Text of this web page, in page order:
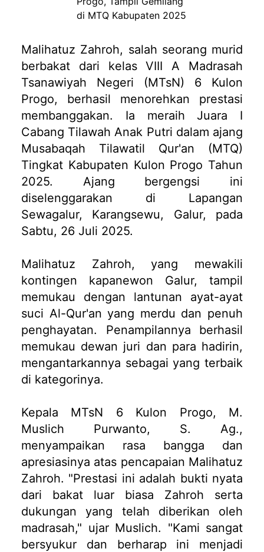
Malihatuz Zahroh, salah seorang murid
berbakat dari kelas VIII A Madrasah
Tsanawiyah Negeri (MTsN) 6 Kulon
Progo, berhasil menorehkan prestasi
membanggakan. Ia meraih Juara I
Cabang Tilawah Anak Putri dalam ajang
Musabaqah Tilawatil Qur'an (MTQ)
Tingkat Kabupaten Kulon Progo Tahun
2025. Ajang bergengsi ini
diselenggarakan di Lapangan
Sewagalur, Karangsewu, Galur, pada
Sabtu, 26 Juli 2025.
Malihatuz Zahroh, yang mewakili
kontingen kapanewon Galur, tampil
memukau dengan lantunan ayat-ayat
suci Al-Qur'an yang merdu dan penuh
penghayatan. Penampilannya berhasil
memukau dewan juri dan para hadirin,
mengantarkannya sebagai yang terbaik
di kategorinya.
Kepala MTsN 6 Kulon Progo, M.
Muslich Purwanto, S. Ag.,
menyampaikan rasa bangga dan
apresiasinya atas pencapaian Malihatuz
Zahroh. "Prestasi ini adalah bukti nyata
dari bakat luar biasa Zahroh serta
dukungan yang telah diberikan oleh
madrasah," ujar Muslich. "Kami sangat
bersyukur dan berharap ini menjadi